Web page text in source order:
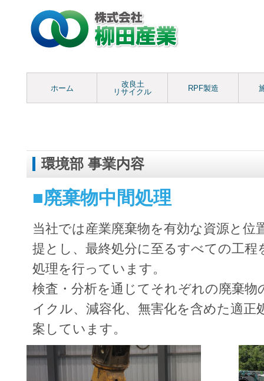
ホーム
改良土
リサイクル
RPF製造
環境部 事業内容
■廃棄物中間処理
当社では産業廃棄物を有効な資源と位
提とし、最終処分に至るすべての工程
処理を行っています。
検査・分析を通じてそれぞれの廃棄物
イクル、減容化、無害化を含めた適正
案しています。